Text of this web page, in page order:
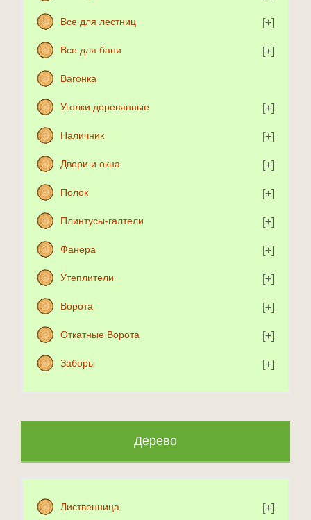
Все для лестниц
Все для бани
Вагонка
Уголки деревянные
Наличник
Двери и окна
Полок
Плинтусы-галтели
Фанера
Утеплители
Ворота
Откатные Ворота
Заборы
Дерево
Лиственница